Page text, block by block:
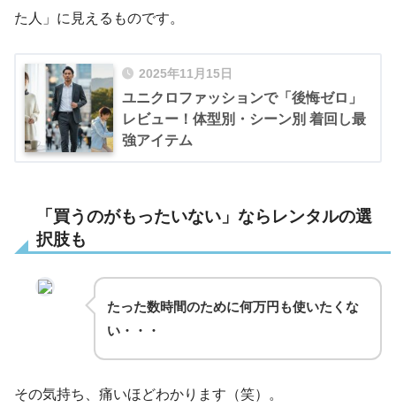
た人」に見えるものです。
2025年11月15日
ユニクロファッションで「後悔ゼロ」
レビュー！体型別・シーン別 着回し最
強アイテム
「買うのがもったいない」ならレンタルの選
択肢も
たった数時間のために何万円も使いたくな
い・・・
その気持ち、痛いほどわかります（笑）。